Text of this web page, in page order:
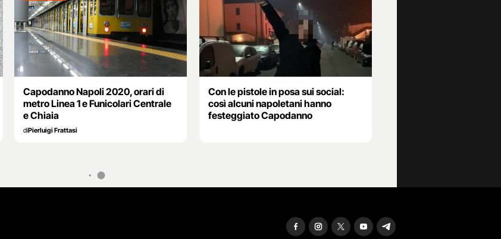
Capodanno Napoli 2020, orari di
metro Linea 1 e Funicolari Centrale
e Chiaia
diPierluigi Frattasi
Con le pistole in posa sui social:
così alcuni napoletani hanno
festeggiato Capodanno